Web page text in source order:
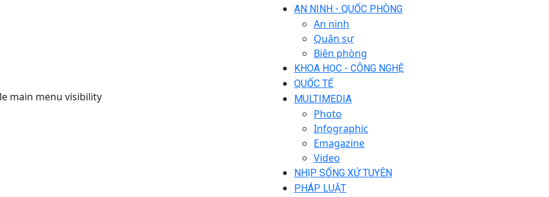
main menu visibility
AN NINH - QUỐC PHÒNG
An ninh
Quân sự
Biên phòng
KHOA HỌC - CÔNG NGHỆ
QUỐC TẾ
MULTIMEDIA
Photo
Infographic
Emagazine
Video
NHỊP SỐNG XỨ TUYÊN
PHÁP LUẬT